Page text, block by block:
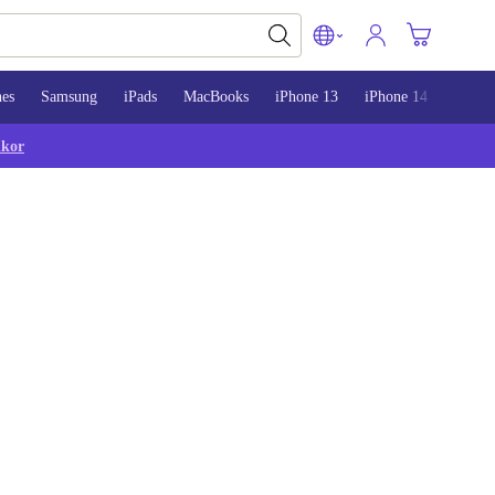
Samsung iPads MacBooks iPhone 13 iPhone 14